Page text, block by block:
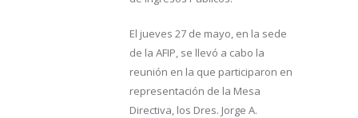
El jueves 27 de mayo, en la sede
de la AFIP, se llevó a cabo la
reunión en la que participaron en
representación de la Mesa
Directiva, los Dres. Jorge A.